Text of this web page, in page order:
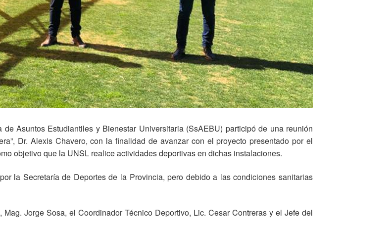
Asuntos Estudiantiles y Bienestar Universitaria (SsAEBU) participó de una reunión
Dr. Alexis Chavero, con la finalidad de avanzar con el proyecto presentado por el
objetivo que la UNSL realice actividades deportivas en dichas instalaciones.
la Secretaría de Deportes de la Provincia, pero debido a las condiciones sanitarias
Jorge Sosa, el Coordinador Técnico Deportivo, Lic. Cesar Contreras y el Jefe del